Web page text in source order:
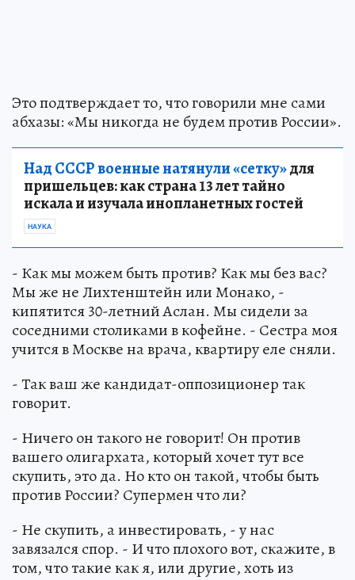
Это подтверждает то, что говорили мне сами
абхазы: «Мы никогда не будем против России».
Над СССР военные натянули «сетку»для
пришельцев: как страна 13 лет тайно
искала и изучала инопланетных гостей
НАУКА
- Как мы можем быть против? Как мы без вас?
Мы же не Лихтенштейн или Монако, -
кипятится 30-летний Аслан. Мы сидели за
соседними столиками в кофейне. - Сестра моя
учится в Москве на врача, квартиру еле сняли.
- Так ваш же кандидат-оппозиционер так
говорит.
- Ничего он такого не говорит! Он против
вашего олигархата, который хочет тут все
скупить, это да. Но кто он такой, чтобы быть
против России? Супермен что ли?
- Не скупить, а инвестировать, - у нас
завязался спор. - И что плохого вот, скажите, в
том, что такие как я, или другие, хоть из